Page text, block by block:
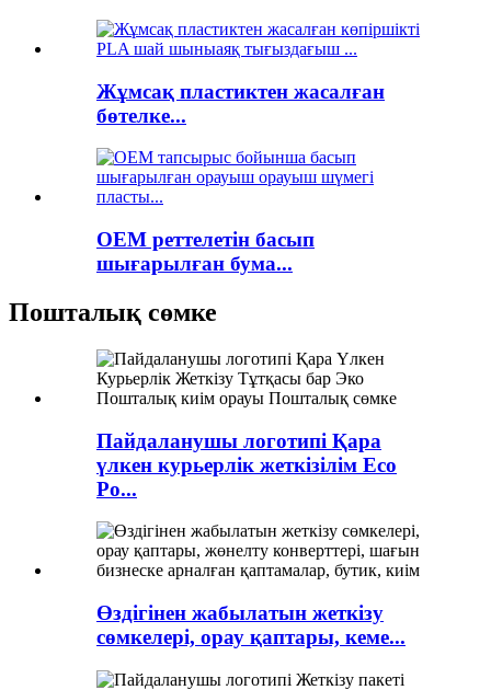
Жұмсақ пластиктен жасалған
бөтелке...
OEM реттелетін басып
шығарылған бума...
Пошталық сөмке
Пайдаланушы логотипі Қара
үлкен курьерлік жеткізілім Eco
Po...
Өздігінен жабылатын жеткізу
сөмкелері, орау қаптары, кеме...